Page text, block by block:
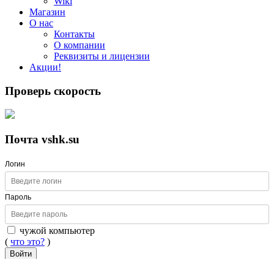
Магазин
О нас
Контакты
О компании
Реквизиты и лицензии
Акции!
Проверь скорость
Почта vshk.su
Логин
Пароль
чужой компьютер
( что это? )
Войти